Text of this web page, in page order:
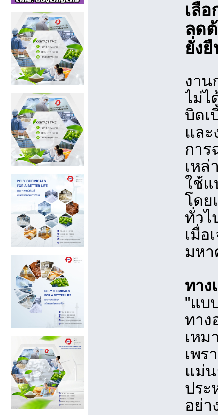
เลื
ลด
ยั่ง
งาน
ไม่ไ
บิดเ
แล
การ
เหล่
ใช้แ
โดย
ทั่วไ
เมื่อ
มหา
ทาง
"แบ
ทาง
เหม
เพร
แม่น
ประ
อย่า